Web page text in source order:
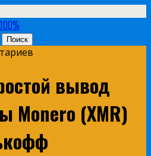
вывод
Monero (XMR)